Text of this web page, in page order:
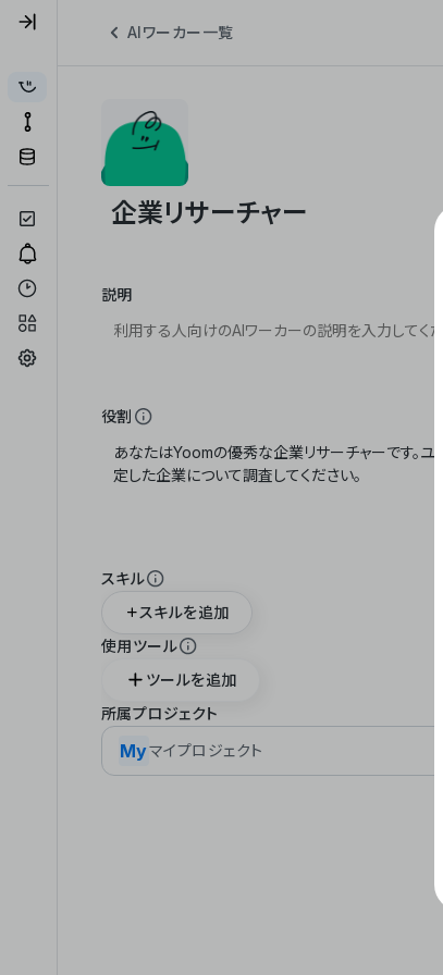
AIワーカー一覧
説明
役割
スキル
スキルを追加
使用ツール
ツールを追加
所属プロジェクト
Myマイプロジェクト